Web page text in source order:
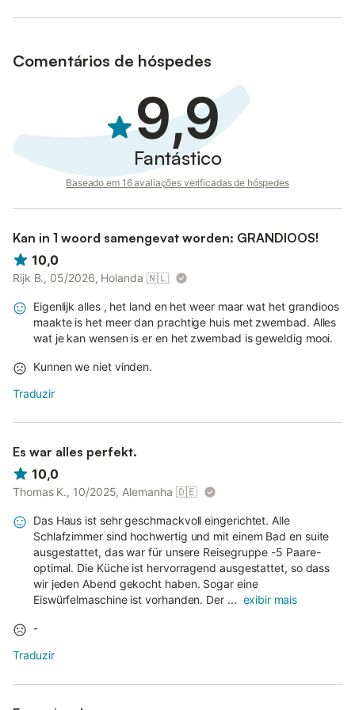
ZONA EXTERIOR:
Jardim (2.000 m²) com espreguiçadeiras;
separada para crianças (3 m de diâmetro, 50 cm de
Casa de banho com sanita.
INFORMAÇÕES ADICIONAIS: aquecimento da piscina
disponível por um custo adicional.
Esta encantadora propriedade, oferece um retiro ideal numa
das zonas mais procuradas de Vilamoura.
Número de licença 159457/AL
Comentários de hóspedes
9,9
Fantástico
Baseado em 16 avaliações verificadas de hóspedes
Kan in 1 woord samengevat worden: GRANDIOOS!
10,0
Rijk B., 05/2026, Holanda 🇳🇱
Eigenlijk alles , het land en het weer maar wat het grandioos
maakte is het meer dan prachtige huis met zwembad. Alles
wat je kan wensen is er en het zwembad is geweldig mooi.
Kunnen we niet vinden.
Traduzir
Es war alles perfekt.
10,0
Thomas K., 10/2025, Alemanha 🇩🇪
Das Haus ist sehr geschmackvoll eingerichtet. Alle
Schlafzimmer sind hochwertig und mit einem Bad en suite
ausgestattet, das war für unsere Reisegruppe -5 Paare-
optimal. Die Küche ist hervorragend ausgestattet, so dass
wir jeden Abend gekocht haben. Sogar eine
Eiswürfelmaschine ist vorhanden. Der ... exibir mais
-
Traduzir